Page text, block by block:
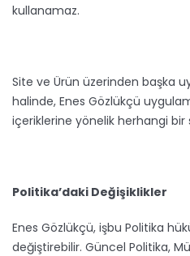
kullanamaz.
Site ve Ürün üzerinden başka
halinde, Enes Gözlükçü
içeriklerine yönelik herhangi bir
Politika’daki Değişiklikler
Enes Gözlükçü, işbu Politika
değiştirebilir. Güncel Politika,